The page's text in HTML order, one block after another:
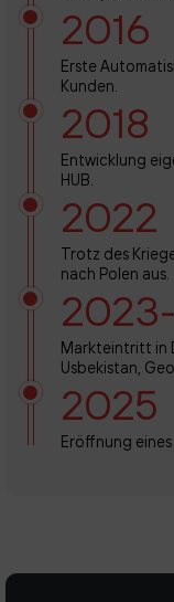
Erste
Kunden.
2016
Entwicklung
HUB.
2018
Trotz des
nach Polen aus.
2022
Markteintritt in
Usbekistan,
Eröffnung
2025